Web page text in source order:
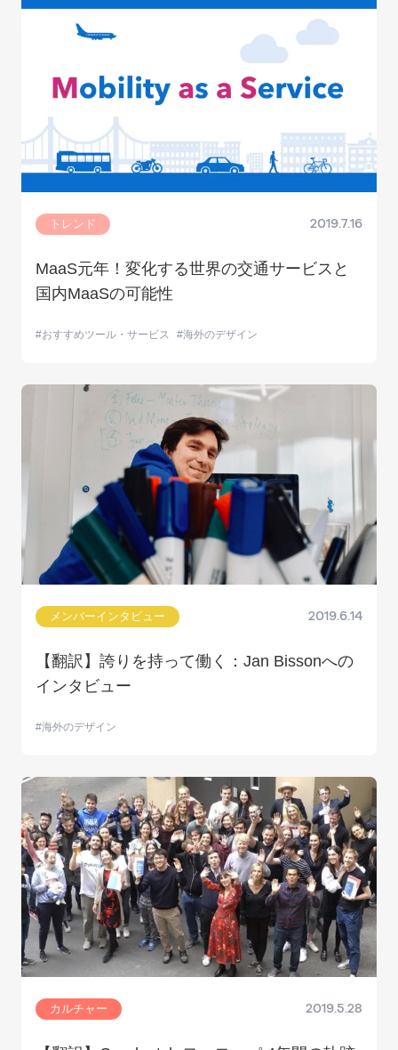
トレンド 2019.7.16
MaaS元年！変化する世界の交通サービスと
国内MaaSの可能性
おすすめツール・サービス 海外のデザイン
メンバーインタビュー 2019.6.14
【翻訳】誇りを持って働く：Jan Bissonへの
インタビュー
海外のデザイン
カルチャー 2019.5.28